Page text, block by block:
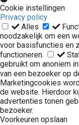
Cookie instellingen
Privacy policy
Alles
noodzakelijk om een
voor basisfuncties en
functioneren.
gebruikt om anoniem
van een bezoeker op
Marketingcookies
de website. Hierdoor
advertenties tonen
bezoeker.
Voorkeuren opslaan